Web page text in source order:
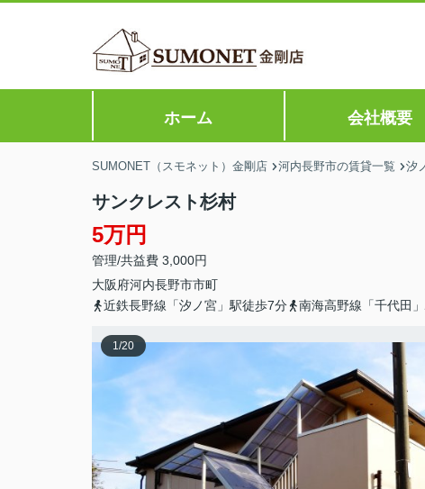
ホーム 会社概要
SUMONET（スモネット）金剛店 河内長野市の賃貸一覧 汐
サンクレスト杉村
5万円
管理/共益費 3,000円
大阪府河内長野市市町
近鉄長野線「汐ノ宮」駅徒歩7分
南海高野線「千代田
1/20